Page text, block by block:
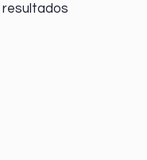
resultados